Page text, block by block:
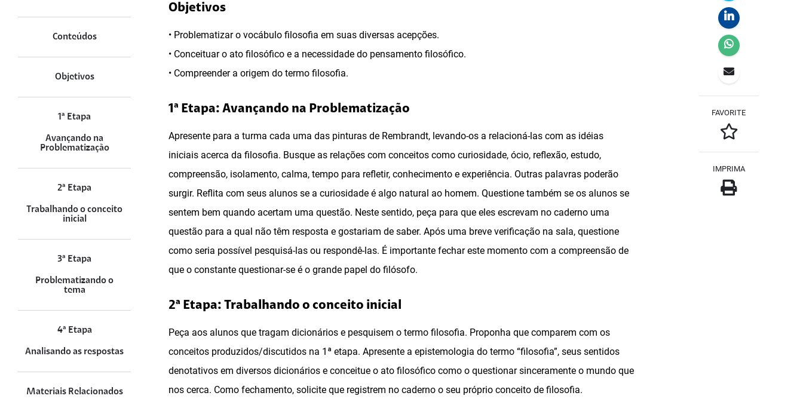
Conteúdos
Objetivos
1ª Etapa
Avançando na
Problematização
2ª Etapa
Trabalhando o conceito
inicial
3ª Etapa
Problematizando o
tema
4ª Etapa
Analisando as respostas
Materiais Relacionados
Objetivos
• Problematizar o vocábulo filosofia em suas diversas acepções.
• Conceituar o ato filosófico e a necessidade do pensamento filosófico.
• Compreender a origem do termo filosofia.
1ª Etapa: Avançando na Problematização
Apresente para a turma cada uma das pinturas de Rembrandt, levando-os a relacioná-las com as idéias
iniciais acerca da filosofia. Busque as relações com conceitos como curiosidade, ócio, reflexão, estudo,
compreensão, isolamento, calma, tempo para refletir, conhecimento e experiência. Outras palavras poderão
surgir. Reflita com seus alunos se a curiosidade é algo natural ao homem. Questione também se os alunos se
sentem bem quando acertam uma questão. Neste sentido, peça para que eles escrevam no caderno uma
questão para a qual não têm resposta e gostariam de saber. Após uma breve verificação na sala, questione
como seria possível pesquisá-las ou respondê-las. É importante fechar este momento com a compreensão de
que o constante questionar-se é o grande papel do filósofo.
2ª Etapa: Trabalhando o conceito inicial
Peça aos alunos que tragam dicionários e pesquisem o termo filosofia. Proponha que comparem com os
conceitos produzidos/discutidos na 1ª etapa. Apresente a epistemologia do termo “filosofia”, seus sentidos
denotativos em diversos dicionários e conceitue o ato filosófico como o questionar sinceramente o mundo que
nos cerca. Como fechamento, solicite que registrem no caderno o seu próprio conceito de filosofia.
FAVORITE
IMPRIMA